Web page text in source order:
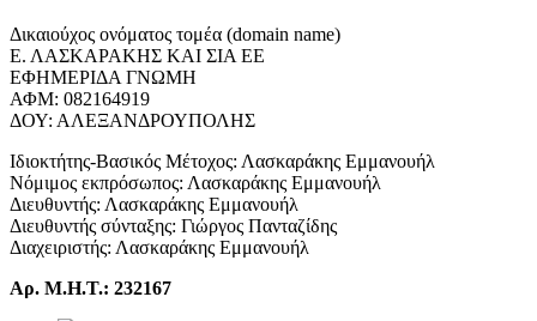
Δικαιούχος ονόματος τομέα (domain name)
Ε. ΛΑΣΚΑΡΑΚΗΣ ΚΑΙ ΣΙΑ ΕΕ
ΕΦΗΜΕΡΙΔΑ ΓΝΩΜΗ
ΑΦΜ: 082164919
ΔΟΥ: ΑΛΕΞΑΝΔΡΟΥΠΟΛΗΣ
Ιδιοκτήτης-Βασικός Μέτοχος: Λασκαράκης Εμμανουήλ
Νόμιμος εκπρόσωπος: Λασκαράκης Εμμανουήλ
Διευθυντής: Λασκαράκης Εμμανουήλ
Διευθυντής σύνταξης: Γιώργος Πανταζίδης
Διαχειριστής: Λασκαράκης Εμμανουήλ
Αρ. Μ.Η.Τ.: 232167